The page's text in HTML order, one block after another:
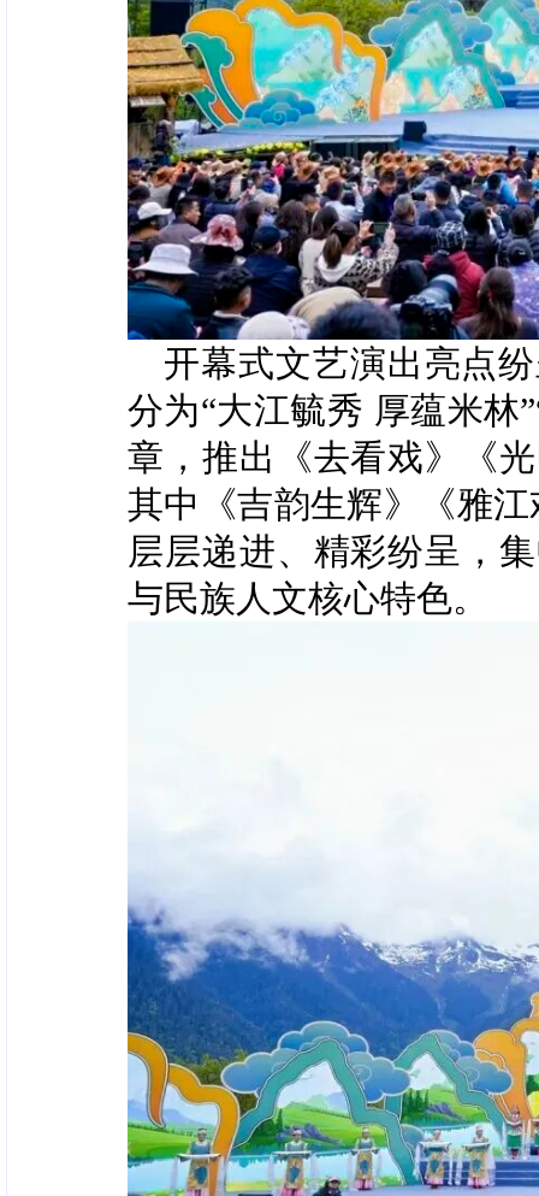
开幕式文艺演出亮点
分为“大江毓秀 厚蕴米林
章，推出《去看戏》《
其中《吉韵生辉》《雅
层层递进、精彩纷呈，
与民族人文核心特色。